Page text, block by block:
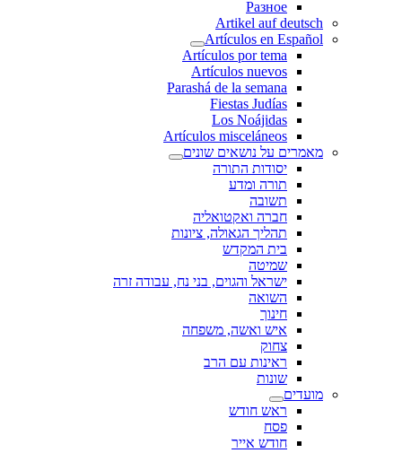
Разное
Artikel auf deutsch
Artículos en Español
Artículos por tema
Artículos nuevos
Parashá de la semana
Fiestas Judías
Los Noájidas
Artículos misceláneos
מאמרים על נושאים שונים
יסודות התורה
תורה ומדע
תשובה
חברה ואקטואליה
תהליך הגאולה, ציונות
בית המקדש
שמיטה
ישראל והגוים, בני נח, עבודה זרה
השואה
חינוך
איש ואשה, משפחה
צחוק
ראינות עם הרב
שונות
מועדים
ראש חודש
פסח
חודש אייר